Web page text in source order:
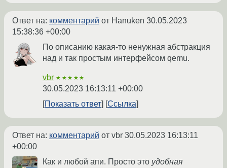
Ответ на: комментарий от Hanuken 30.05.2023
15:38:36 +00:00
По описанию какая-то ненужная абстракция
над и так простым интерфейсом qemu.
vbr ★★★★★
30.05.2023 16:13:11 +00:00
Показать ответ
Ссылка
Ответ на: комментарий от vbr 30.05.2023 16:13:11
+00:00
Как и любой апи. Просто это удобная